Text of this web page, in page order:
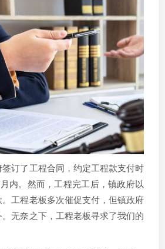
订了工程合同，约定工程款支付时
内。然而，工程完工后，镇政府以
工程老板多次催促支付，但镇政府
无奈之下，工程老板寻求了我们的